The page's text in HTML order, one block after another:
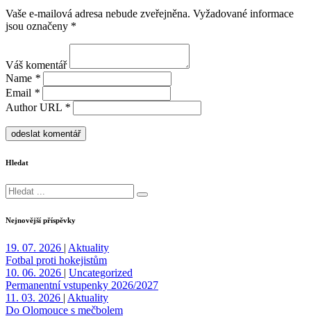
Vaše e-mailová adresa nebude zveřejněna. Vyžadované informace
jsou označeny *
Váš komentář
Name *
Email *
Author URL *
odeslat komentář
Hledat
Nejnovější příspěvky
19. 07. 2026 | Aktuality
Fotbal proti hokejistům
10. 06. 2026 | Uncategorized
Permanentní vstupenky 2026/2027
11. 03. 2026 | Aktuality
Do Olomouce s mečbolem